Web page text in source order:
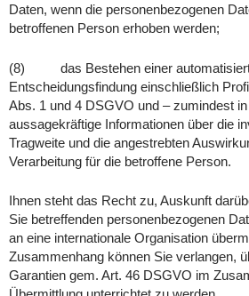
Daten, wenn die personenbezogenen
betroffenen Person erhoben werden;
(8) das Bestehen einer
Entscheidungsfindung einschließlich
Abs. 1 und 4 DSGVO und – zumindest
aussagekräftige Informationen über die
Tragweite und die angestrebten
Verarbeitung für die betroffene Person.
Ihnen steht das Recht zu, Auskunft
Sie betreffenden personenbezogenen
an eine internationale Organisation
Zusammenhang können Sie verlangen,
Garantien gem. Art. 46 DSGVO im